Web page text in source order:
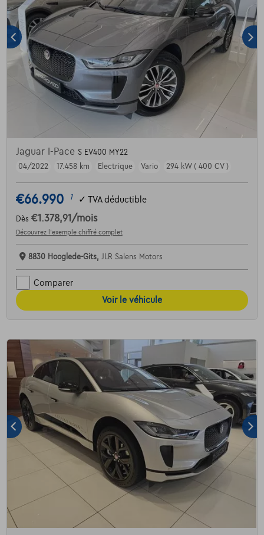
Jaguar I-Pace S EV400 MY22
04/2022
17.458 km Electrique Vario 294 kW ( 400 CV )
€66.990 1 ✓ TVA déductible
Dès €1.378,91 /mois
Découvrez l’exemple chiffré complet
8830 Hooglede-Gits, JLR Salens Motors
Comparer
Voir le véhicule